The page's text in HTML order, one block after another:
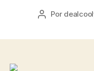
Autor
Por